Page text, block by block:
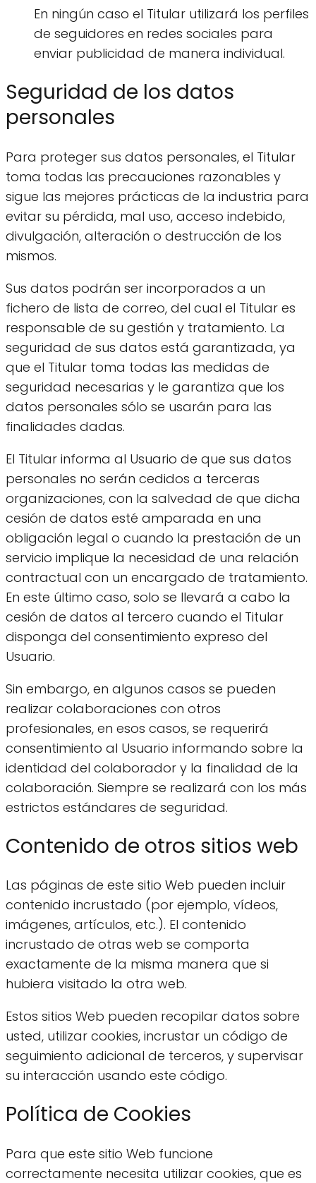
En ningún caso el Titular utilizará los perfiles
de seguidores en redes sociales para
enviar publicidad de manera individual.
Seguridad de los datos
personales
Para proteger sus datos personales, el Titular
toma todas las precauciones razonables y
sigue las mejores prácticas de la industria para
evitar su pérdida, mal uso, acceso indebido,
divulgación, alteración o destrucción de los
mismos.
Sus datos podrán ser incorporados a un
fichero de lista de correo, del cual el Titular es
responsable de su gestión y tratamiento. La
seguridad de sus datos está garantizada, ya
que el Titular toma todas las medidas de
seguridad necesarias y le garantiza que los
datos personales sólo se usarán para las
finalidades dadas.
El Titular informa al Usuario de que sus datos
personales no serán cedidos a terceras
organizaciones, con la salvedad de que dicha
cesión de datos esté amparada en una
obligación legal o cuando la prestación de un
servicio implique la necesidad de una relación
contractual con un encargado de tratamiento.
En este último caso, solo se llevará a cabo la
cesión de datos al tercero cuando el Titular
disponga del consentimiento expreso del
Usuario.
Sin embargo, en algunos casos se pueden
realizar colaboraciones con otros
profesionales, en esos casos, se requerirá
consentimiento al Usuario informando sobre la
identidad del colaborador y la finalidad de la
colaboración. Siempre se realizará con los más
estrictos estándares de seguridad.
Contenido de otros sitios web
Las páginas de este sitio Web pueden incluir
contenido incrustado (por ejemplo, vídeos,
imágenes, artículos, etc.). El contenido
incrustado de otras web se comporta
exactamente de la misma manera que si
hubiera visitado la otra web.
Estos sitios Web pueden recopilar datos sobre
usted, utilizar cookies, incrustar un código de
seguimiento adicional de terceros, y supervisar
su interacción usando este código.
Política de Cookies
Para que este sitio Web funcione
correctamente necesita utilizar cookies, que es